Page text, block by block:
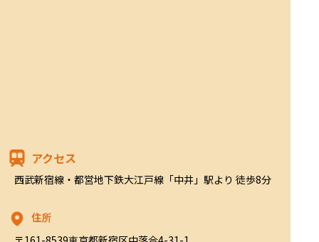
アクセス
西武新宿線・都営地下鉄大江戸線「中井」駅より 徒歩8分
住所